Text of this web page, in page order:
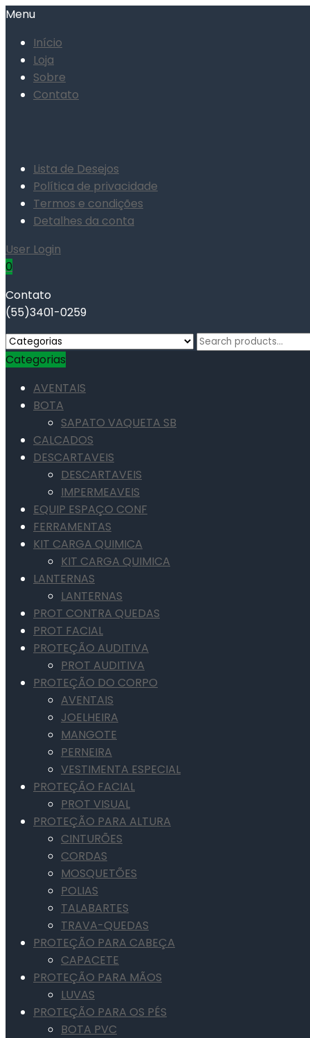
Menu
Início
Loja
Sobre
Contato
Lista de Desejos
Política de privacidade
Termos e condições
Detalhes da conta
User Login
0
Contato
(55)3401-0259
Search
Categorias
AVENTAIS
BOTA
SAPATO VAQUETA SB
CALCADOS
DESCARTAVEIS
DESCARTAVEIS
IMPERMEAVEIS
EQUIP ESPAÇO CONF
FERRAMENTAS
KIT CARGA QUIMICA
KIT CARGA QUIMICA
LANTERNAS
LANTERNAS
PROT CONTRA QUEDAS
PROT FACIAL
PROTEÇÃO AUDITIVA
PROT AUDITIVA
PROTEÇÃO DO CORPO
AVENTAIS
JOELHEIRA
MANGOTE
PERNEIRA
VESTIMENTA ESPECIAL
PROTEÇÃO FACIAL
PROT VISUAL
PROTEÇÃO PARA ALTURA
CINTURÕES
CORDAS
MOSQUETÕES
POLIAS
TALABARTES
TRAVA-QUEDAS
PROTEÇÃO PARA CABEÇA
CAPACETE
PROTEÇÃO PARA MÃOS
LUVAS
PROTEÇÃO PARA OS PÉS
BOTA PVC